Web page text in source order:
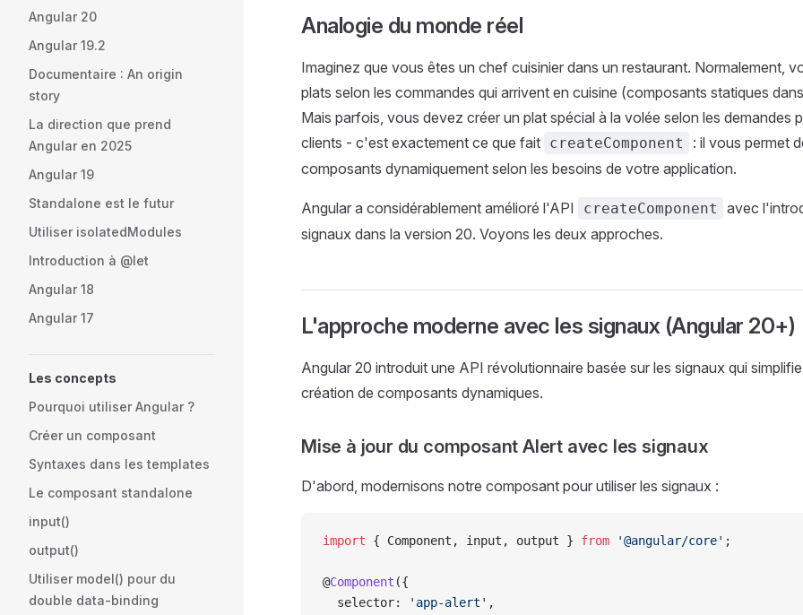
Angular 20
Angular 19.2
Documentaire : An origin
story
La direction que prend
Angular en 2025
Angular 19
Standalone est le futur
Utiliser isolatedModules
Introduction à @let
Angular 18
Angular 17
Les concepts
Pourquoi utiliser Angular ?
Créer un composant
Syntaxes dans les templates
Le composant standalone
input()
output()
Utiliser model() pour du
double data-binding
Analogie du monde réel
Imaginez que vous êtes un chef cuisinier dans un restaurant. Normalement,
plats selon les commandes qui arrivent en cuisine (composants statiques
Mais parfois, vous devez créer un plat spécial à la volée selon les demandes
clients - c'est exactement ce que fait createComponent
: il vous permet
composants dynamiquement selon les besoins de votre application.
Angular a considérablement amélioré l'API createComponent
avec
signaux dans la version 20. Voyons les deux approches.
L'approche moderne avec les signaux (Angular 20+)
Angular 20 introduit une API révolutionnaire basée sur les signaux qui
création de composants dynamiques.
Mise à jour du composant Alert avec les signaux
D'abord, modernisons notre composant pour utiliser les signaux :
import { Component, input, output } from '@angular/core' ;
@Component ({
  selector:
'app-alert' ,